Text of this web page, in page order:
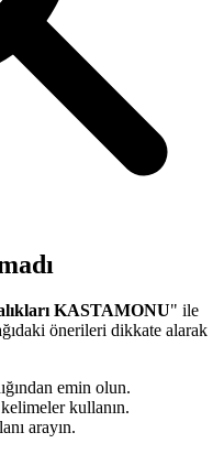
KASTAMONU" ile
önerileri dikkate alarak
emin olun.
kullanın.
arayın.